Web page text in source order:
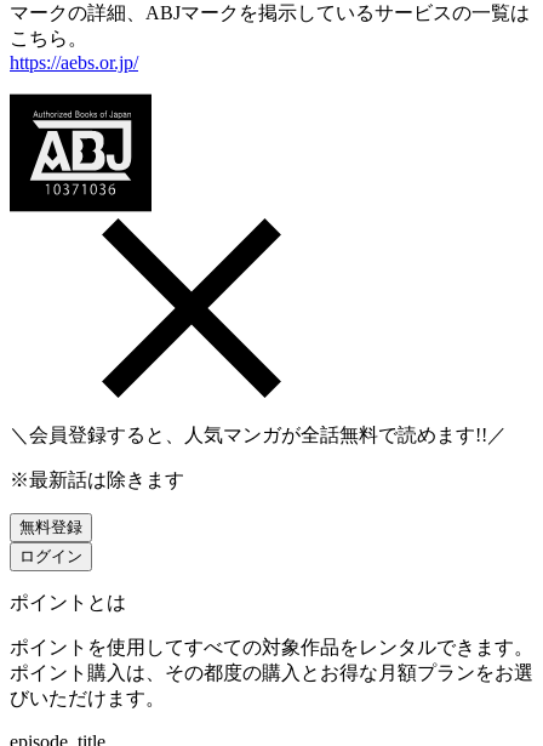
マークの詳細、ABJマークを掲示しているサービスの一覧は
こちら。
https://aebs.or.jp/
＼会員登録すると、人気マンガが全話無料で読めます!!／
※最新話は除きます
無料登録
ログイン
ポイントとは
ポイントを使用してすべての対象作品をレンタルできます。
ポイント購入は、その都度の購入とお得な月額プランをお選
びいただけます。